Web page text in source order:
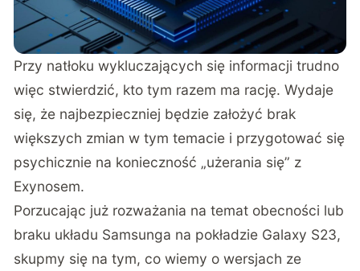
Przy natłoku wykluczających się informacji trudno
więc stwierdzić, kto tym razem ma rację. Wydaje
się, że najbezpieczniej będzie założyć brak
większych zmian w tym temacie i przygotować się
psychicznie na konieczność „użerania się” z
Exynosem.
Porzucając już rozważania na temat obecności lub
braku układu Samsunga na pokładzie Galaxy S23,
skupmy się na tym, co wiemy o wersjach ze